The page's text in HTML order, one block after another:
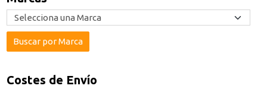
Costes de Envío